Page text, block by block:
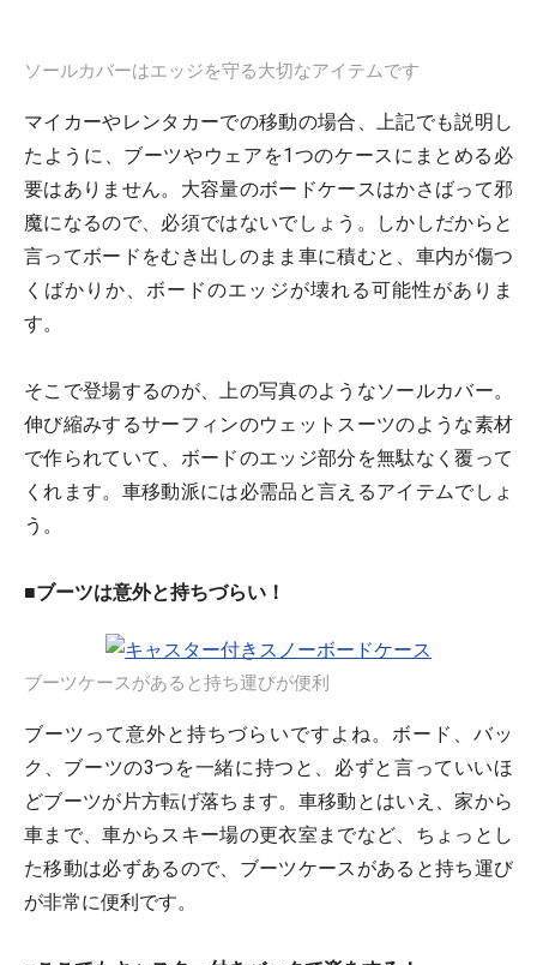
ソールカバーはエッジを守る大切なアイテムです
マイカーやレンタカーでの移動の場合、上記でも説明し
たように、ブーツやウェアを1つのケースにまとめる必
要はありません。大容量のボードケースはかさばって邪
魔になるので、必須ではないでしょう。しかしだからと
言ってボードをむき出しのまま車に積むと、車内が傷つ
くばかりか、ボードのエッジが壊れる可能性がありま
す。
そこで登場するのが、上の写真のようなソールカバー。
伸び縮みするサーフィンのウェットスーツのような素材
で作られていて、ボードのエッジ部分を無駄なく覆って
くれます。車移動派には必需品と言えるアイテムでしょ
う。
■ブーツは意外と持ちづらい！
ブーツケースがあると持ち運びが便利
ブーツって意外と持ちづらいですよね。ボード、バッ
ク、ブーツの3つを一緒に持つと、必ずと言っていいほ
どブーツが片方転げ落ちます。車移動とはいえ、家から
車まで、車からスキー場の更衣室までなど、ちょっとし
た移動は必ずあるので、ブーツケースがあると持ち運び
が非常に便利です。